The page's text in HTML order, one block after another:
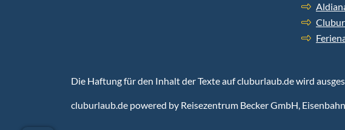
Die Haftung für den Inhalt der Texte auf cluburlaub.de wird
cluburlaub.de powered by Reisezentrum Becker GmbH,